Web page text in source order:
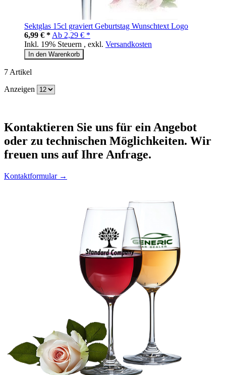
Sektglas 15cl graviert Geburtstag Wunschtext Logo
6,99 € * Ab 2,29 € *
Inkl. 19% Steuern , exkl. Versandkosten
In den Warenkorb
7 Artikel
Anzeigen
Kontaktieren Sie uns für ein Angebot
oder zu technischen Möglichkeiten. Wir
freuen uns auf Ihre Anfrage.
Kontaktformular →